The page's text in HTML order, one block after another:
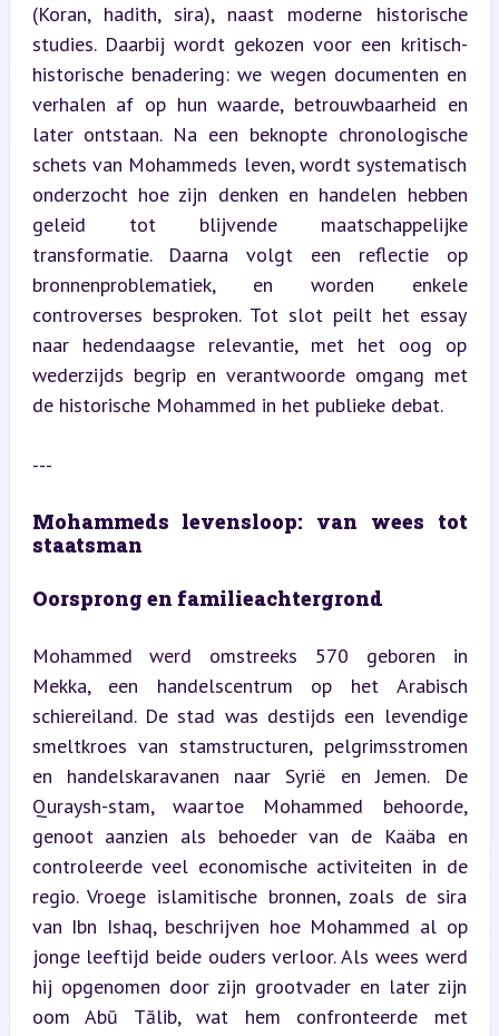
(Koran, hadith, sira), naast moderne historische
studies. Daarbij wordt gekozen voor een kritisch-
historische benadering: we wegen documenten en
verhalen af op hun waarde, betrouwbaarheid en
later ontstaan. Na een beknopte chronologische
schets van Mohammeds leven, wordt systematisch
onderzocht hoe zijn denken en handelen hebben
geleid tot blijvende maatschappelijke
transformatie. Daarna volgt een reflectie op
bronnenproblematiek, en worden enkele
controverses besproken. Tot slot peilt het essay
naar hedendaagse relevantie, met het oog op
wederzijds begrip en verantwoorde omgang met
de historische Mohammed in het publieke debat.
---
Mohammeds levensloop: van wees tot
staatsman
Oorsprong en familieachtergrond
Mohammed werd omstreeks 570 geboren in
Mekka, een handelscentrum op het Arabisch
schiereiland. De stad was destijds een levendige
smeltkroes van stamstructuren, pelgrimsstromen
en handelskaravanen naar Syrië en Jemen. De
Quraysh-stam, waartoe Mohammed behoorde,
genoot aanzien als behoeder van de Kaäba en
controleerde veel economische activiteiten in de
regio. Vroege islamitische bronnen, zoals de sira
van Ibn Ishaq, beschrijven hoe Mohammed al op
jonge leeftijd beide ouders verloor. Als wees werd
hij opgenomen door zijn grootvader en later zijn
oom Abū Tālib, wat hem confronteerde met